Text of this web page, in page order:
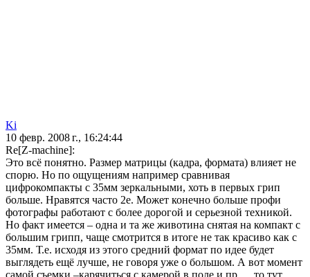
Ki
10 февр. 2008 г., 16:24:44
Re[Z-machine]:
Это всё понятно. Размер матрицы (кадра, формата) влияет не
спорю. Но по ощущениям например сравнивая
цифрокомпакты с 35мм зеркальными, хоть в первых грип
больше. Нравятся часто 2е. Может конечно больше профи
фотографы работают с более дорогой и серьезной техникой.
Но факт имеется – одна и та же животина снятая на компакт с
большим грипп, чаще смотрится в итоге не так красиво как с
35мм. Т.е. исходя из этого средний формат по идее будет
выглядеть ещё лучше, не говоря уже о большом. А вот момент